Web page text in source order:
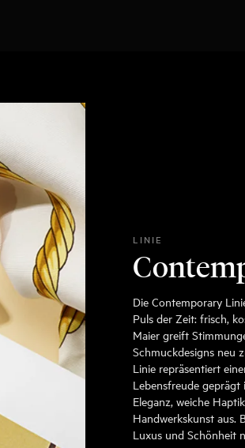
LINIE
Die Contemporary
Puls der Zeit: frisch,
Maier greift
Schmuckdesigns neu
Linie repräsentiert
Lebensfreude
Eleganz, weiche
Handwerkskunst aus.
Luxus und Schönheit